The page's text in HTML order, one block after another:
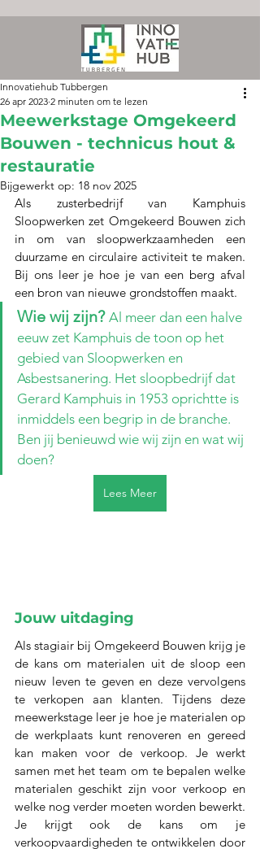
Meewerkstage Omgekeerd
Bouwen - technicus hout &
restauratie
Innovatiehub Tubbergen
26 apr 2023 2 minuten om te lezen
Bijgewerkt op: 18 nov 2025
Als zusterbedrijf van Kamphuis
Sloopwerken zet Omgekeerd Bouwen zich
in om van sloopwerkzaamheden een
duurzame en circulaire activiteit te maken.
Bij ons leer je hoe je van een berg afval
een bron van nieuwe grondstoffen maakt.
Wie wij zijn? Al meer dan een halve
eeuw zet Kamphuis de toon op het
gebied van Sloopwerken en
Asbestsanering. Het sloopbedrijf dat
Gerard Kamphuis in 1953 oprichtte is
inmiddels een begrip in de branche.
Ben jij benieuwd wie wij zijn en wat wij
doen?
Lees Meer
Jouw uitdaging
Als stagiair bij Omgekeerd Bouwen krijg je
de kans om materialen uit de sloop een
nieuw leven te geven en deze vervolgens
te verkopen aan klanten. Tijdens deze
meewerkstage leer je hoe je materialen op
de werkplaats kunt renoveren en gereed
kan maken voor de verkoop. Je werkt
samen met het team om te bepalen welke
materialen geschikt zijn voor verkoop en
welke nog verder moeten worden bewerkt.
Je krijgt ook de kans om je
verkoopvaardigheden te ontwikkelen door